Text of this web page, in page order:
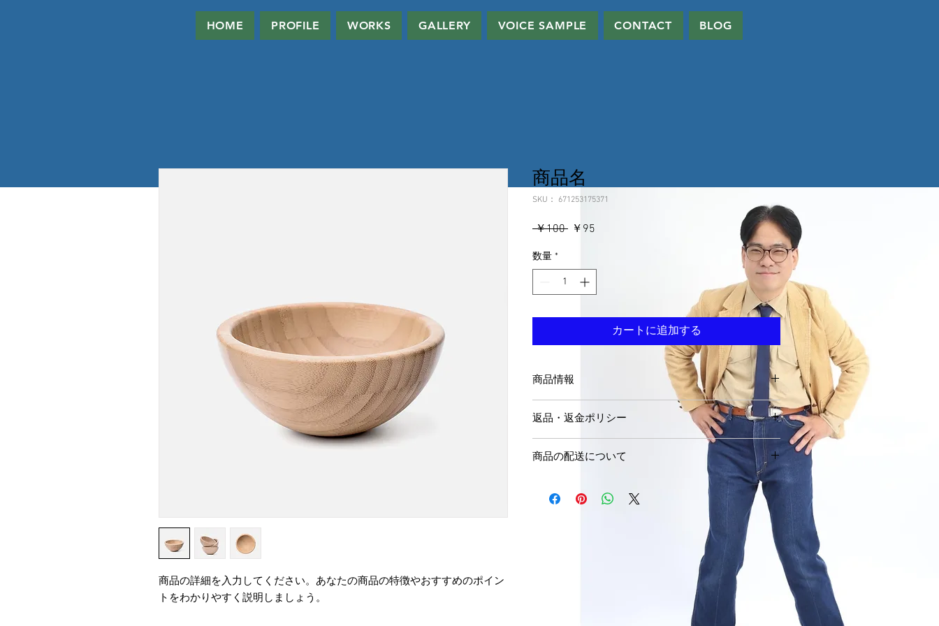
HOME PROFILE WORKS GALLERY VOICE SAMPLE CONTACT BLOG
商品の詳細を入力してください。あなたの商品の特徴やおすすめのポイン
トをわかりやすく説明しましょう。
商品名
SKU： 671253175371
￥100 通
格
￥95
価
数量 *
カートに追加する
商品情報
商品の詳細を入力してください。サイズ、素材、取扱説
明に加え、商品の特徴やおすすめのポイントなどを説明
しましょう。
返品・返金ポリシー
返品・返金規約を入力してください。商品にご満足いた
だけなかった場合の返品・返金ポリシーと手順を説明し
ましょう。規約の内容を明確にすることで、お客様の信
頼を獲得し、安心して商品をご購入いただけます。
商品の配送について
配送地域、料金、所要時間、梱包など、商品の配送に関
する情報を入力してください。配送情報を明確にするこ
とで、お客様の信頼を獲得し、安心して商品をご購入い